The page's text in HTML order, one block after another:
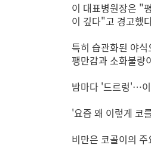
이 대표병원장은 "
이 깊다"고 경고했
특히 습관화된 야
팽만감과 소화불량
밤마다 '드르렁'…
'요즘 왜 이렇게 코
비만은 코골이의